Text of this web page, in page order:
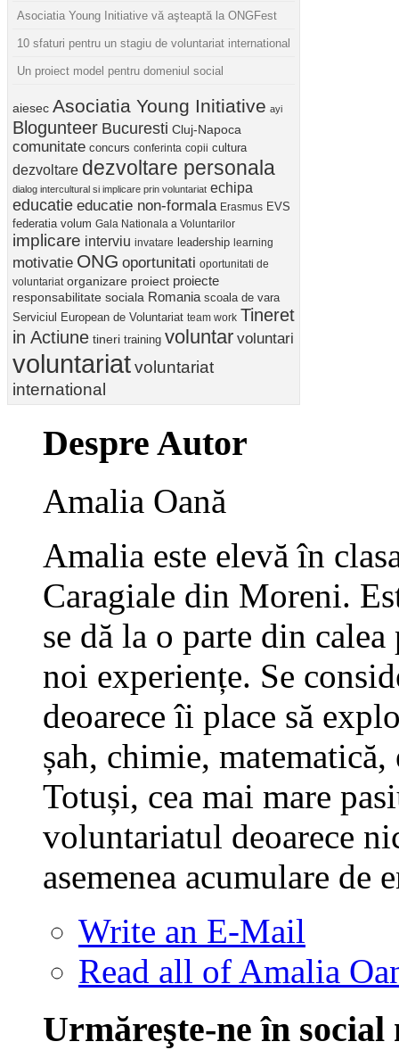
Asociatia Young Initiative vă aşteaptă la ONGFest
10 sfaturi pentru un stagiu de voluntariat international
Un proiect model pentru domeniul social
aiesec Asociatia Young Initiative ayi
Blogunteer Bucuresti Cluj-Napoca
comunitate concurs conferinta copii cultura
dezvoltare dezvoltare personala
dialog intercultural si implicare prin voluntariat echipa
educatie educatie non-formala Erasmus EVS
federatia volum Gala Nationala a Voluntarilor
implicare interviu invatare leadership learning
motivatie ONG oportunitati oportunitati de
voluntariat organizare proiect proiecte
responsabilitate sociala Romania scoala de vara
Serviciul European de Voluntariat team work Tineret
in Actiune tineri training voluntar voluntari
voluntariatvoluntariat
international
Despre Autor
Amalia Oană
Amalia este elevă în
Caragiale din Moreni.
se dă la o parte din
noi experiențe. Se
deoarece îi place să
șah, chimie,
Totuși, cea mai mare
voluntariatul deoarece
asemenea acumulare
Write an E-Mail
Read all of Amalia
Urmăreşte-ne în social